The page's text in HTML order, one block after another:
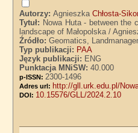
Autorzy:AgnieszkaChłosta-
Tytuł: Nowa Huta - between the
landscape of Małopolska /
Źródło:Geomatics,
Typ publikacji: PAA
Język publikacji: ENG
Punktacja MNiSW:40.000
p-ISSN: 2300-1496
Adres url: http://gll.urk.edu.pl/
DOI: 10.15576/GLL/2024.2.10